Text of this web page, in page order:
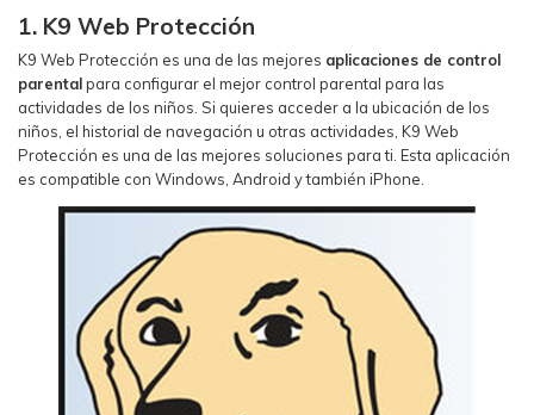
1. K9 Web Protección
K9 Web Protección es una de las mejores aplicaciones de control
parentalpara configurar el mejor control parental para las
actividades de los niños. Si quieres acceder a la ubicación de los
niños, el historial de navegación u otras actividades, K9 Web
Protección es una de las mejores soluciones para ti. Esta aplicación
es compatible con Windows, Android y también iPhone.